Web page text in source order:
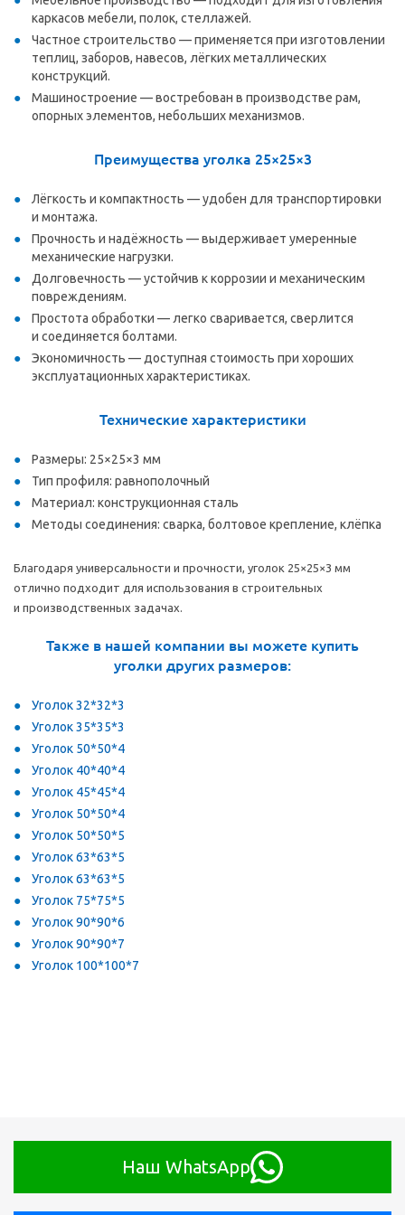
каркасов мебели, полок, стеллажей.
Частное строительство — применяется при изготовлении
теплиц, заборов, навесов, лёгких металлических
конструкций.
Машиностроение — востребован в производстве рам,
опорных элементов, небольших механизмов.
Преимущества уголка 25×25×3
Лёгкость и компактность — удобен для транспортировки
и монтажа.
Прочность и надёжность — выдерживает умеренные
механические нагрузки.
Долговечность — устойчив к коррозии и механическим
повреждениям.
Простота обработки — легко сваривается, сверлится
и соединяется болтами.
Экономичность — доступная стоимость при хороших
эксплуатационных характеристиках.
Технические характеристики
Размеры: 25×25×3 мм
Тип профиля: равнополочный
Материал: конструкционная сталь
Методы соединения: сварка, болтовое крепление, клёпка
Благодаря универсальности и прочности, уголок 25×25×3 мм
отлично подходит для использования в строительных
и производственных задачах.
Также в нашей компании вы можете купить
уголки других размеров:
Уголок 32*32*3
Уголок 35*35*3
Уголок 50*50*4
Уголок 40*40*4
Уголок 45*45*4
Уголок 50*50*4
Уголок 50*50*5
Уголок 63*63*5
Уголок 63*63*5
Уголок 75*75*5
Уголок 90*90*6
Уголок 90*90*7
Уголок 100*100*7
Наш WhatsApp